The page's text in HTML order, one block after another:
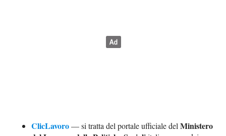
ClicLavoro— si tratta del portale ufficiale delMinistero